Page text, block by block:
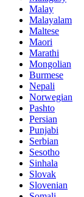
Malay
Malayalam
Maltese
Maori
Marathi
Mongolian
Burmese
Nepali
Norwegian
Pashto
Persian
Punjabi
Serbian
Sesotho
Sinhala
Slovak
Slovenian